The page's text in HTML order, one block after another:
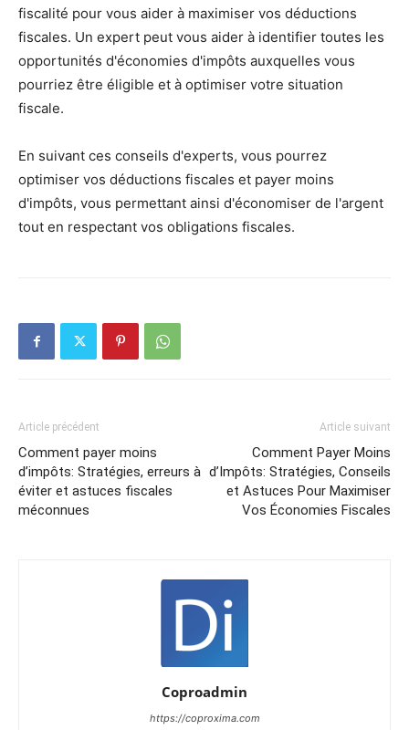
fiscalité pour vous aider à maximiser vos déductions
fiscales. Un expert peut vous aider à identifier toutes les
opportunités d'économies d'impôts auxquelles vous
pourriez être éligible et à optimiser votre situation
fiscale.
En suivant ces conseils d'experts, vous pourrez
optimiser vos déductions fiscales et payer moins
d'impôts, vous permettant ainsi d'économiser de l'argent
tout en respectant vos obligations fiscales.
Article précédent
Comment payer moins
d’impôts: Stratégies, erreurs à
éviter et astuces fiscales
méconnues
Article suivant
Comment Payer Moins
d’Impôts: Stratégies, Conseils
et Astuces Pour Maximiser
Vos Économies Fiscales
Coproadmin
https://coproxima.com